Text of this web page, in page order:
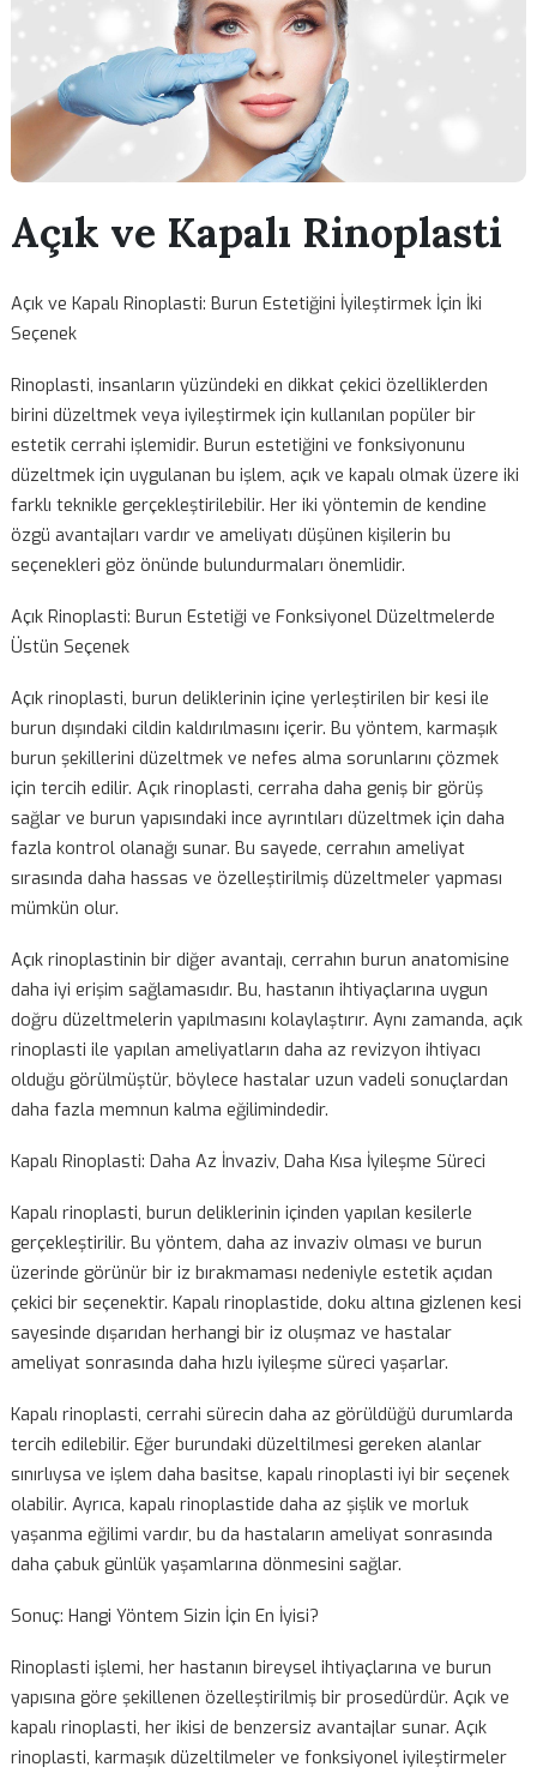
Açık ve Kapalı
Açık ve Kapalı Rinoplasti: Burun Estetiğini İyileştirmek İçin İki
Seçenek
Rinoplasti, insanların yüzündeki en dikkat çekici
birini düzeltmek veya iyileştirmek için kullanılan popüler bir
düzeltmek için uygulanan bu işlem, açık ve kapalı olmak
farklı teknikle gerçekleştirilebilir. Her iki yöntemin de
özgü avantajları vardır ve ameliyatı düşünen kişilerin bu
seçenekleri göz önünde bulundurmaları önemlidir.
Açık Rinoplasti: Burun Estetiği ve Fonksiyonel
Üstün Seçenek
Açık rinoplasti, burun deliklerinin içine yerleştirilen bir kesi
burun dışındaki cildin kaldırılmasını içerir. Bu yöntem,
için tercih edilir. Açık rinoplasti, cerraha daha geniş bir görüş
sağlar ve burun yapısındaki ince ayrıntıları düzeltmek için
fazla kontrol olanağı sunar. Bu sayede, cerrahın ameliyat
sırasında daha hassas ve özelleştirilmiş düzeltmeler
mümkün olur.
Açık rinoplastinin bir diğer avantajı, cerrahın burun
daha iyi erişim sağlamasıdır. Bu, hastanın ihtiyaçlarına
doğru düzeltmelerin yapılmasını kolaylaştırır. Aynı
rinoplasti ile yapılan ameliyatların daha az revizyon ihtiyacı
olduğu görülmüştür, böylece hastalar uzun vadeli
daha fazla memnun kalma eğilimindedir.
Kapalı rinoplasti, burun deliklerinin içinden yapılan kesilerle
gerçekleştirilir. Bu yöntem, daha az invaziv olması ve burun
üzerinde görünür bir iz bırakmaması nedeniyle estetik
çekici bir seçenektir. Kapalı rinoplastide, doku altına
sayesinde dışarıdan herhangi bir iz oluşmaz ve hastalar
ameliyat sonrasında daha hızlı iyileşme süreci yaşarlar.
Kapalı rinoplasti, cerrahi sürecin daha az görüldüğü
tercih edilebilir. Eğer burundaki düzeltilmesi gereken alanlar
sınırlıysa ve işlem daha basitse, kapalı rinoplasti iyi bir
olabilir. Ayrıca, kapalı rinoplastide daha az şişlik ve morluk